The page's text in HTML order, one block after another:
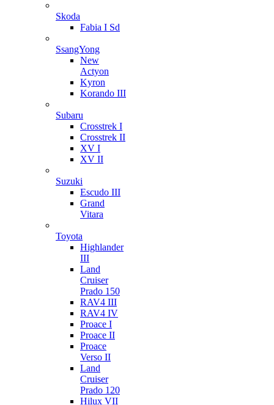
Skoda
Fabia I Sd
SsangYong
New
Actyon
Kyron
Korando III
Subaru
Crosstrek I
Crosstrek II
XV I
XV II
Suzuki
Escudo III
Grand
Vitara
Toyota
Highlander
III
Land
Cruiser
Prado 150
RAV4 III
RAV4 IV
Proace I
Proace II
Proace
Verso II
Land
Cruiser
Prado 120
Hilux VII